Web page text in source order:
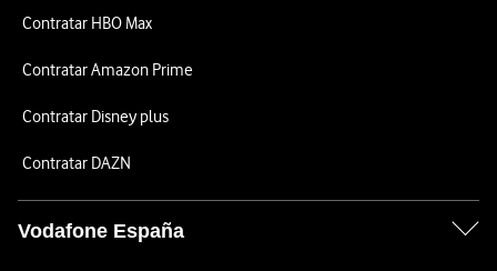
Contratar HBO Max
Contratar Amazon Prime
Contratar Disney plus
Contratar DAZN
Vodafone España